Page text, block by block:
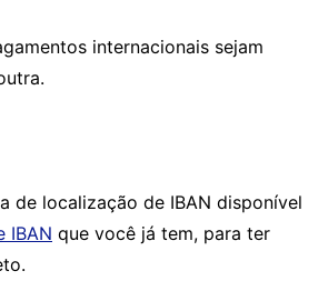
internacionais sejam
de localização de IBAN disponível
IBAN que você já tem, para ter